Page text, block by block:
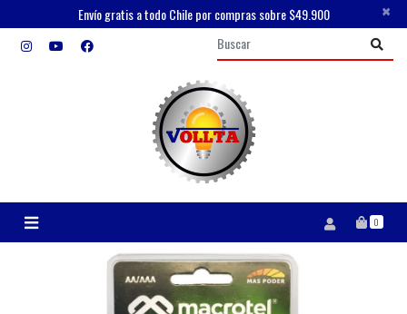
Envío gratis a todo Chile por compras sobre $49.900 ×
0